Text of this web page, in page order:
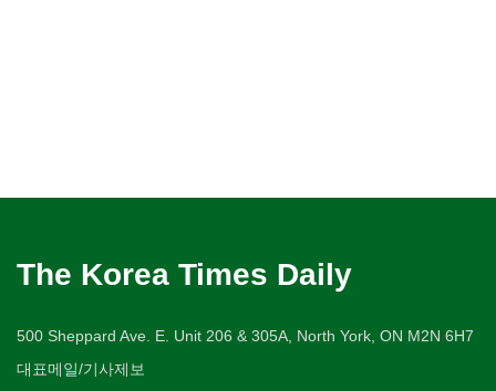
The Korea Times Daily
500 Sheppard Ave. E. Unit 206 & 305A, North York, ON M2N 6H7
대표메일/기사제보